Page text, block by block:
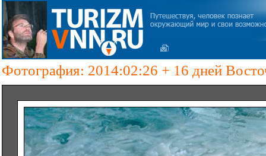
Фотография: 2014:02:26 + 16 дней